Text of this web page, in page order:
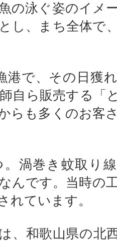
の泳ぐ姿のイメ
し、まち全体で
港で、その日獲
自ら販売する「
らも多くのお客
渦巻き蚊取り
んです。当時の
れています。
、和歌山県の北